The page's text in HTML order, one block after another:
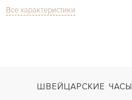
СТЕКЛО
Все характеристики
ШВЕЙЦАРСКИЕ ЧАСЫ